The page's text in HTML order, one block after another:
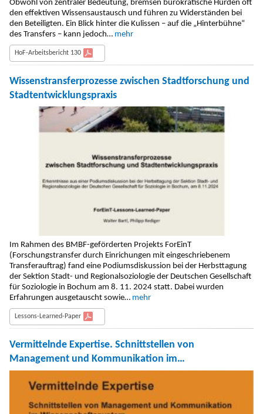
Obwohl von zentraler Bedeutung, bremsen bürokratische Hürden oft
den effektiven Wissensaustausch und führen zu Widerständen bei
den Beteiligten. Ein Blick hinter die Kulissen – auf die „Hinterbühne“
des Transfers – kann jedoch… mehr
HoF-Arbeitsbericht 130
Wissenstransferprozesse zwischen Stadtforschung und
Stadtentwicklungspraxis
Im Rahmen des BMBF-geförderten Projekts ForEinT
(Forschungstransfer durch Einrichungen mit eingeschriebenem
Transferauftrag) fand eine Podiumsdiskussion bei der Herbsttagung
der Sektion Stadt- und Regionalsoziologie der Deutschen Gesellschaft
für Soziologie in Bochum am 8. 11. 2024 statt. Dabei wurden
Erfahrungen ausgetauscht sowie… mehr
Lessons-Learned-Paper
Vermittelnde Expertise. Schnittstellen von
Management und Kommunikation im
Wissenschaftssystem